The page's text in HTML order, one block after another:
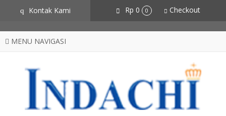
CZSZneA0L2iOfvN5RZSxYVS3hlCgtJbz-AXdpJhJNME
q Kontak Kami Rp 0 0 Checkout
MENU NAVIGASI